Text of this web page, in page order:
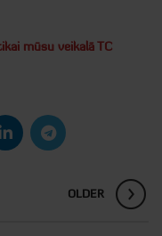
mūsu veikalā TC
OLDER